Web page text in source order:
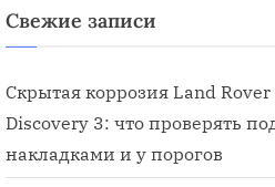
Свежие записи
Скрытая коррозия Land Rover
Discovery 3: что проверять
накладками и у порогов